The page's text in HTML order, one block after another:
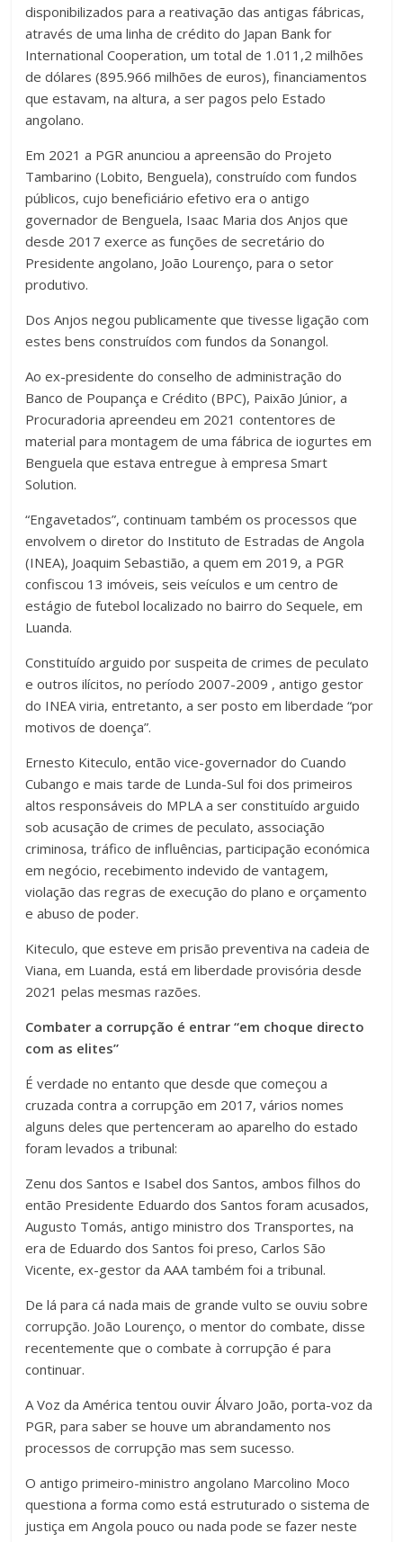
disponibilizados para a reativação das antigas fábricas,
através de uma linha de crédito do Japan Bank for
International Cooperation, um total de 1.011,2 milhões
de dólares (895.966 milhões de euros), financiamentos
que estavam, na altura, a ser pagos pelo Estado
angolano.
Em 2021 a PGR anunciou a apreensão do Projeto
Tambarino (Lobito, Benguela), construído com fundos
públicos, cujo beneficiário efetivo era o antigo
governador de Benguela, Isaac Maria dos Anjos que
desde 2017 exerce as funções de secretário do
Presidente angolano, João Lourenço, para o setor
produtivo.
Dos Anjos negou publicamente que tivesse ligação com
estes bens construídos com fundos da Sonangol.
Ao ex-presidente do conselho de administração do
Banco de Poupança e Crédito (BPC), Paixão Júnior, a
Procuradoria apreendeu em 2021 contentores de
material para montagem de uma fábrica de iogurtes em
Benguela que estava entregue à empresa Smart
Solution.
“Engavetados”, continuam também os processos que
envolvem o diretor do Instituto de Estradas de Angola
(INEA), Joaquim Sebastião, a quem em 2019, a PGR
confiscou 13 imóveis, seis veículos e um centro de
estágio de futebol localizado no bairro do Sequele, em
Luanda.
Constituído arguido por suspeita de crimes de peculato
e outros ilícitos, no período 2007-2009 , antigo gestor
do INEA viria, entretanto, a ser posto em liberdade “por
motivos de doença”.
Ernesto Kiteculo, então vice-governador do Cuando
Cubango e mais tarde de Lunda-Sul foi dos primeiros
altos responsáveis do MPLA a ser constituído arguido
sob acusação de crimes de peculato, associação
criminosa, tráfico de influências, participação económica
em negócio, recebimento indevido de vantagem,
violação das regras de execução do plano e orçamento
e abuso de poder.
Kiteculo, que esteve em prisão preventiva na cadeia de
Viana, em Luanda, está em liberdade provisória desde
2021 pelas mesmas razões.
Combater a corrupção é entrar “em choque directo
com as elites”
É verdade no entanto que desde que começou a
cruzada contra a corrupção em 2017, vários nomes
alguns deles que pertenceram ao aparelho do estado
foram levados a tribunal:
Zenu dos Santos e Isabel dos Santos, ambos filhos do
então Presidente Eduardo dos Santos foram acusados,
Augusto Tomás, antigo ministro dos Transportes, na
era de Eduardo dos Santos foi preso, Carlos São
Vicente, ex-gestor da AAA também foi a tribunal.
De lá para cá nada mais de grande vulto se ouviu sobre
corrupção. João Lourenço, o mentor do combate, disse
recentemente que o combate à corrupção é para
continuar.
A Voz da América tentou ouvir Álvaro João, porta-voz da
PGR, para saber se houve um abrandamento nos
processos de corrupção mas sem sucesso.
O antigo primeiro-ministro angolano Marcolino Moco
questiona a forma como está estruturado o sistema de
justiça em Angola pouco ou nada pode se fazer neste